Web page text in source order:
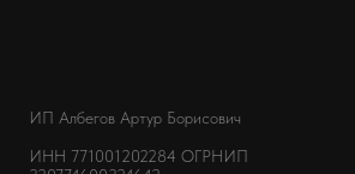
ИП Албегов Артур Борисович
ИНН 771001202284 ОГРНИП